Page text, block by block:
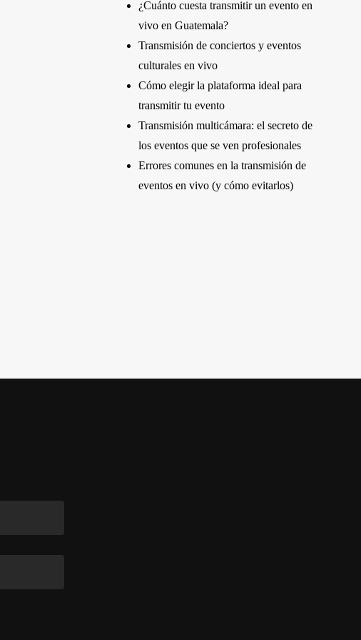
¿Cuánto cuesta transmitir un evento en
vivo en Guatemala?
Transmisión de conciertos y eventos
culturales en vivo
Cómo elegir la plataforma ideal para
transmitir tu evento
Transmisión multicámara: el secreto de
los eventos que se ven profesionales
Errores comunes en la transmisión de
eventos en vivo (y cómo evitarlos)